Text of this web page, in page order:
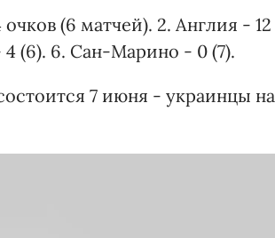
очков (6 матчей). 2. Англия - 12
(6). 6. Сан-Марино - 0 (7).
7 июня - украинцы на